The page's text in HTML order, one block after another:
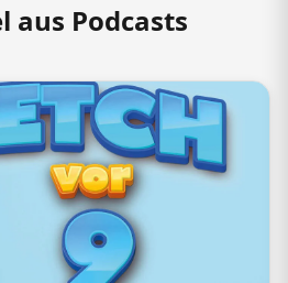
aus Podcasts